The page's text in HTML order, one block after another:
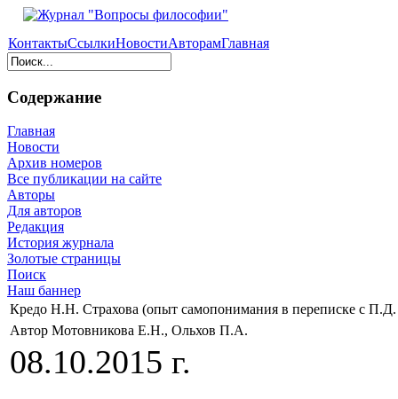
КонтактыСсылкиНовостиАвторамГлавная
Содержание
Главная
Новости
Архив номеров
Все публикации на сайте
Авторы
Для авторов
Редакция
История журнала
Золотые страницы
Поиск
Наш баннер
Кредо Н.Н. Страхова (опыт самопонимания в переписке с
Автор Мотовникова Е.Н., Ольхов П.А.
08.10.2015 г.